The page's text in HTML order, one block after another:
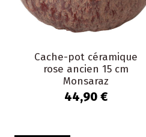
Cache-pot céramique
rose ancien 15 cm
Monsaraz
44,90 €